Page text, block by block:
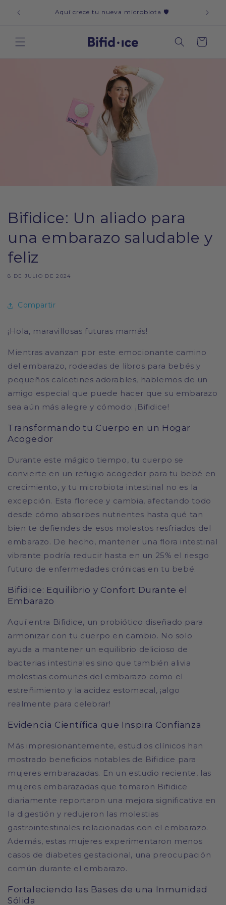
directamente
y Aquí crece tu nueva microbiota 🛡️
Carrito
Bifidice: Un aliado para
una embarazo saludable y
feliz
8 DE JULIO DE 2024
Compartir
¡Hola, maravillosas futuras mamás!
Mientras avanzan por este emocionante camino
del embarazo, rodeadas de libros para bebés y
pequeños calcetines adorables, hablemos de un
amigo especial que puede hacer que su embarazo
sea aún más alegre y cómodo: ¡Bifidice!
Transformando tu Cuerpo en un Hogar
Acogedor
Durante este mágico tiempo, tu cuerpo se
convierte en un refugio acogedor para tu bebé en
crecimiento, y tu microbiota intestinal no es la
excepción. Esta florece y cambia, afectando todo
desde cómo absorbes nutrientes hasta qué tan
bien te defiendes de esos molestos resfriados del
embarazo. De hecho, mantener una flora intestinal
vibrante podría reducir hasta en un 25% el riesgo
futuro de enfermedades crónicas en tu bebé.
Bifidice: Equilibrio y Confort Durante el
Embarazo
Aquí entra Bifidice, un probiótico diseñado para
armonizar con tu cuerpo en cambio. No solo
ayuda a mantener un equilibrio delicioso de
bacterias intestinales sino que también alivia
molestias comunes del embarazo como el
estreñimiento y la acidez estomacal, ¡algo
realmente para celebrar!
Evidencia Científica que Inspira Confianza
Más impresionantemente, estudios clínicos han
mostrado beneficios notables de Bifidice para
mujeres embarazadas. En un estudio reciente, las
mujeres embarazadas que tomaron Bifidice
diariamente reportaron una mejora significativa en
la digestión y redujeron las molestias
gastrointestinales relacionadas con el embarazo.
Además, estas mujeres experimentaron menos
casos de diabetes gestacional, una preocupación
común durante el embarazo.
Fortaleciendo las Bases de una Inmunidad
Sólida